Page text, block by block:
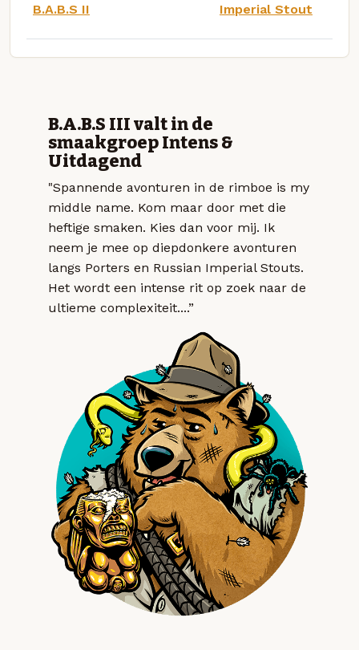
B.A.B.S II Imperial Stout
B.A.B.S III valt in de
smaakgroep Intens &
Uitdagend
"Spannende avonturen in de rimboe is my
middle name. Kom maar door met die
heftige smaken. Kies dan voor mij. Ik
neem je mee op diepdonkere avonturen
langs Porters en Russian Imperial Stouts.
Het wordt een intense rit op zoek naar de
ultieme complexiteit....”